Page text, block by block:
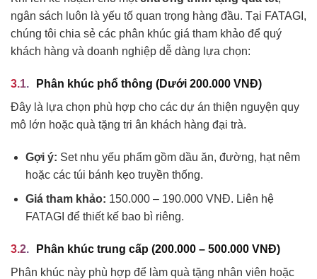
ngân sách luôn là yếu tố quan trọng hàng đầu. Tại FATAGI,
chúng tôi chia sẻ các phân khúc giá tham khảo để quý
khách hàng và doanh nghiệp dễ dàng lựa chọn:
Phân khúc phổ thông (Dưới 200.000 VNĐ)
Đây là lựa chọn phù hợp cho các dự án thiện nguyện quy
mô lớn hoặc quà tặng tri ân khách hàng đại trà.
Gợi ý: Set nhu yếu phẩm gồm dầu ăn, đường, hạt nêm
hoặc các túi bánh kẹo truyền thống.
Giá tham khảo: 150.000 – 190.000 VNĐ. Liên hệ
FATAGI để thiết kế bao bì riêng.
Phân khúc trung cấp (200.000 – 500.000 VNĐ)
Phân khúc này phù hợp để làm quà tặng nhân viên hoặc